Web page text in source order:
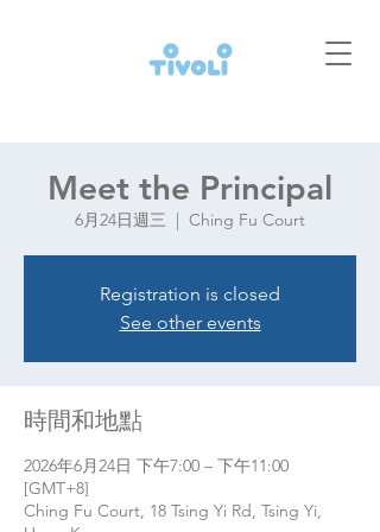
Meet the Principal
6月24日週三
  |
Ching Fu Court
Registration is closed
See other events
時間和地點
2026年6月24日 下午7:00 – 下午11:00
[GMT+8]
Ching Fu Court, 18 Tsing Yi Rd, Tsing Yi,